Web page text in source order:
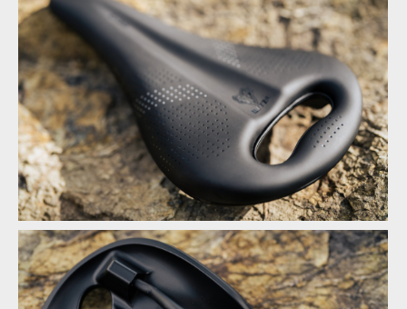
WTB Devo with Pickup - každé správné sedátko má na konci
držátko